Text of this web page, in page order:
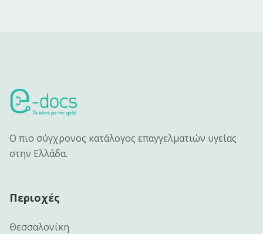
Ο πιο σύγχρονος κατάλογος επαγγελματιών υγείας
στην Ελλάδα.
Περιοχές
Θεσσαλονίκη